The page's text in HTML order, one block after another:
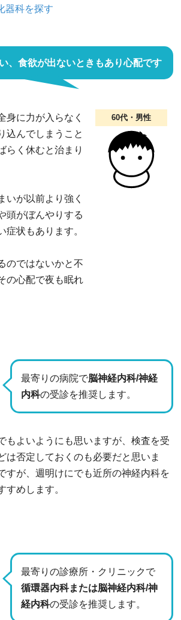
器科を探す
、食欲が出ないときもあり心配です
60代・男性
身に力が入らなく
込んでしまうこと
らく休むと治まり
いが以前より強く
頭がぼんやりする
症状もあります。
のではないかと不
の心配で夜も眠れ
最寄りの病院で脳神経内科/神経
内科の受診を推奨します。
もよいようにも思いますが、検査を受
は否定しておくのも必要だと思いま
すが、週明けにでも近所の神経内科を
すめします。
最寄りの診療所・クリニックで
循環器内科または脳神経内科/神
経内科の受診を推奨します。